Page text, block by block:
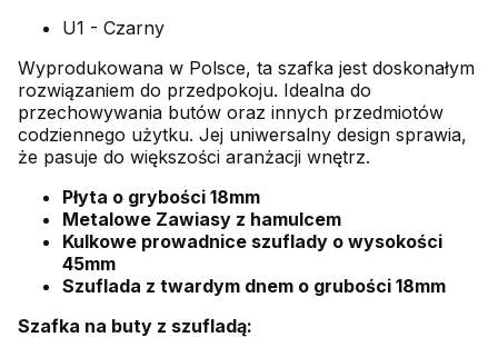
U1 - Czarny
Wyprodukowana w Polsce, ta szafka jest doskonałym
rozwiązaniem do przedpokoju. Idealna do
przechowywania butów oraz innych przedmiotów
codziennego użytku. Jej uniwersalny design sprawia,
że pasuje do większości aranżacji wnętrz.
Płyta o grybości 18mm
Metalowe Zawiasy z hamulcem
Kulkowe prowadnice szuflady o wysokości
45mm
Szuflada z twardym dnem o grubości 18mm
Szafka na buty z szufladą: